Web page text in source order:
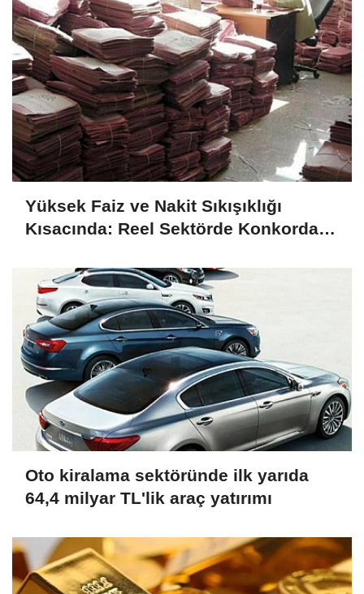
Yüksek Faiz ve Nakit Sıkışıklığı
Kısacında: Reel Sektörde Konkordato
Oto kiralama sektöründe ilk yarıda
64,4 milyar TL'lik araç yatırımı